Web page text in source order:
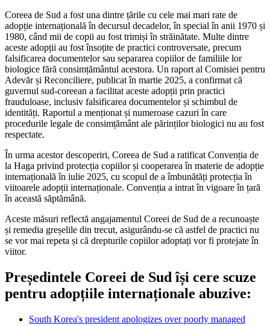
Coreea de Sud a fost una dintre țările cu cele mai mari rate de
adopție internațională în decursul decadelor, în special în anii 1970 și
1980, când mii de copii au fost trimiși în străinătate. Multe dintre
aceste adopții au fost însoțite de practici controversate, precum
falsificarea documentelor sau separarea copiilor de familiile lor
biologice fără consimțământul acestora. Un raport al Comisiei pentru
Adevăr și Reconciliere, publicat în martie 2025, a confirmat că
guvernul sud-coreean a facilitat aceste adopții prin practici
frauduloase, inclusiv falsificarea documentelor și schimbul de
identități. Raportul a menționat și numeroase cazuri în care
procedurile legale de consimțământ ale părinților biologici nu au fost
respectate.
În urma acestor descoperiri, Coreea de Sud a ratificat Convenția de
la Haga privind protecția copiilor și cooperarea în materie de adopție
internațională în iulie 2025, cu scopul de a îmbunătăți protecția în
viitoarele adopții internaționale. Convenția a intrat în vigoare în țară
în această săptămână.
Aceste măsuri reflectă angajamentul Coreei de Sud de a recunoaște
și remedia greșelile din trecut, asigurându-se că astfel de practici nu
se vor mai repeta și că drepturile copiilor adoptați vor fi protejate în
viitor.
Președintele Coreei de Sud își cere scuze
pentru adopțiile internaționale abuzive:
South Korea's president apologizes over poorly managed